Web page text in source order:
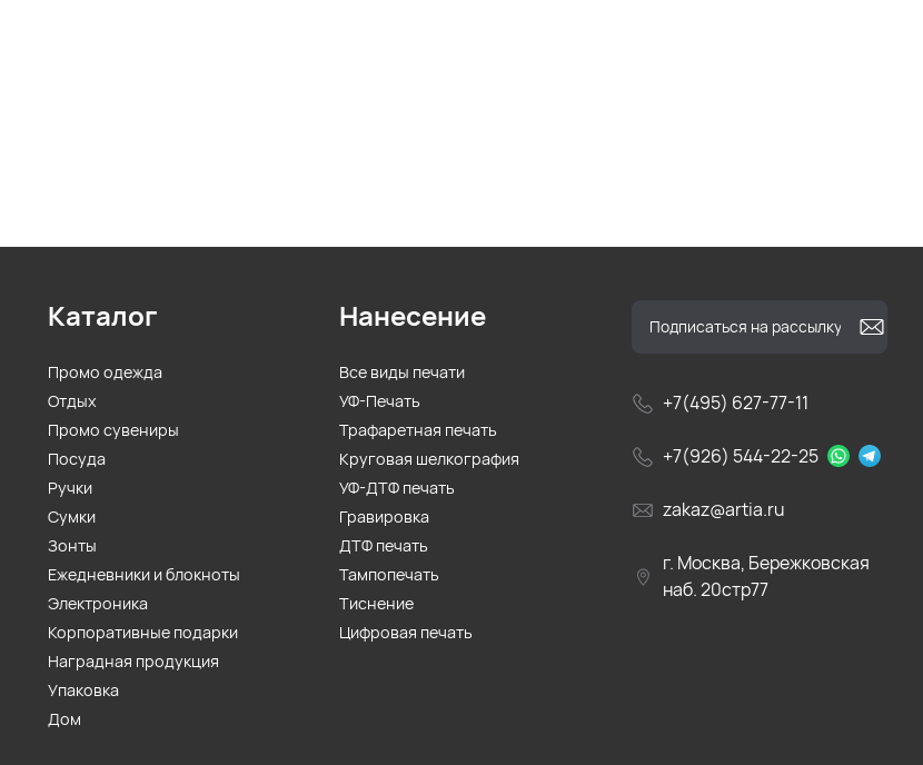
+7(495) 627-77-11
+7(926) 544-22-25
zakaz@artia.ru
г. Москва, Бережковская
наб. 20стр77
Каталог
Промо одежда
Отдых
Промо сувениры
Посуда
Ручки
Сумки
Зонты
Ежедневники и блокноты
Электроника
Корпоративные подарки
Наградная продукция
Упаковка
Дом
Нанесение
Все виды печати
УФ-Печать
Трафаретная печать
Круговая шелкография
УФ-ДТФ печать
Гравировка
ДТФ печать
Тампопечать
Тиснение
Цифровая печать